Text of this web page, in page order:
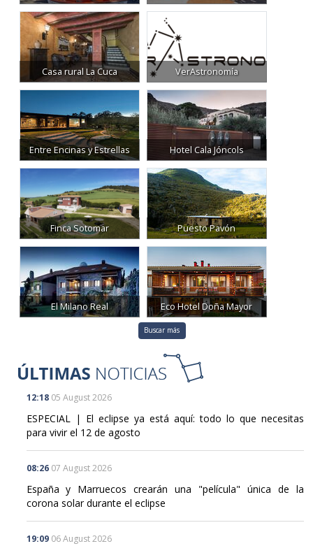
Casa rural La Cuca VerAstronomía
Entre Encinas y Estrellas Hotel Cala Jóncols
Finca Sotomar Puesto Pavón
El Milano Real Eco Hotel Doña Mayor
Buscar más
12:18 05 August 2026
ESPECIAL | El eclipse ya está aquí: todo lo que necesitas
para vivir el 12 de agosto
08:26 07 August 2026
España y Marruecos crearán una "película" única de la
corona solar durante el eclipse
19:09 06 August 2026